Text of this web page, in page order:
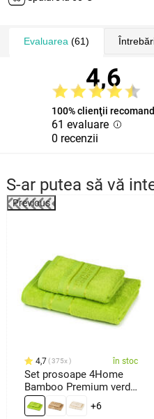
Evaluarea (61)
4,6
100% clienţii
61 evaluare
0 recenzii
S-ar putea să vă
Previous
4,7 375x în stoc
Set prosoape 4Home
Bamboo Premium verde,
70 x 140 cm, 50 x 100
cm
+6